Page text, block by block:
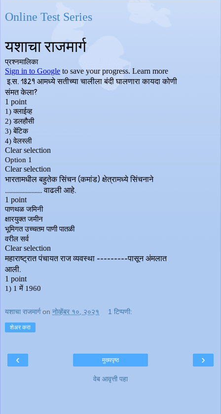
Online Test Series
यशाचा राजमार्ग on नोव्हेंबर १०, २०२१ 1 टिप्पणी:
शेअर करा
‹ ›
मुख्यपृष्ठ
वेब आवृत्ती पहा